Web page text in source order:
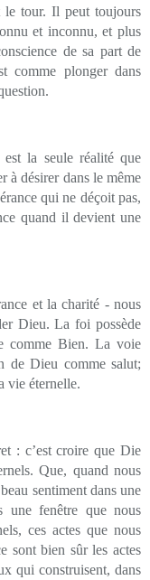
le tour. Il peut toujours
et inconnu, et plus
de sa part de
comme plonger dans
la seule réalité que
à désirer dans le même
qui ne déçoit pas,
quand il devient une
et la charité - nous
Dieu. La foi possède
comme Bien. La voie
de Dieu comme salut;
vie éternelle.
: c’est croire que Die
Que, quand nous
sentiment dans une
une fenêtre que nous
ces actes que nous
sont bien sûr les actes
qui construisent, dans